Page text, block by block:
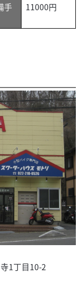
手
11000円
1丁目10-2